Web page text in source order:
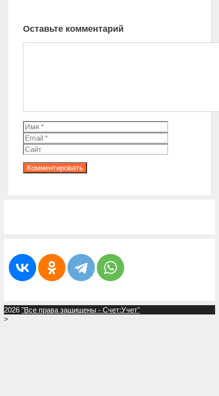
Оставьте комментарий
Имя
2026 "Все права защищены - Счет:Учет"
>